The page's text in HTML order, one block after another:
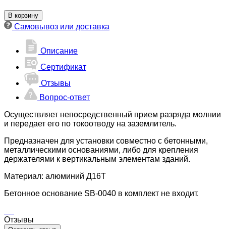
В корзину
Самовывоз или доставка
Описание
Сертификат
Отзывы
Вопрос-ответ
Осуществляет непосредственный прием разряда молнии
и передает его по токоотводу на заземлитель.
Предназначен для установки совместно с бетонными,
металлическими основаниями, либо для крепления
держателями к вертикальным элементам зданий.
Материал: алюминий Д16Т
Бетонное основание SB-0040 в комплект не входит.
Отзывы